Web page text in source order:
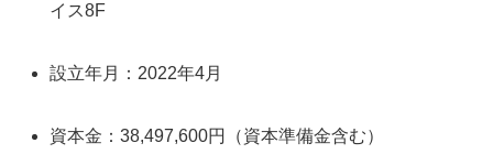
イス8F
設立年月：2022年4月
資本金：38,497,600円（資本準備金含む）